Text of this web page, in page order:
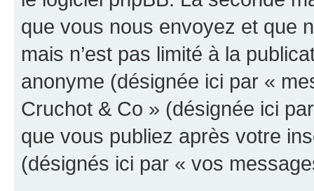
que vous nous envoyez et que
mais n’est pas limité à la
anonyme (désignée ici par «
Cruchot & Co » (désignée ici
que vous publiez après votre
(désignés ici par « vos